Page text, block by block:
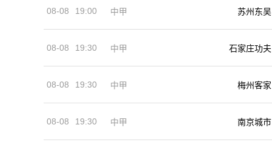
08-08 19:00 中甲 苏州东吴
08-08 19:30 中甲 石家庄功夫
08-08 19:30 中甲 梅州客家
08-08 19:30 中甲 南京城市